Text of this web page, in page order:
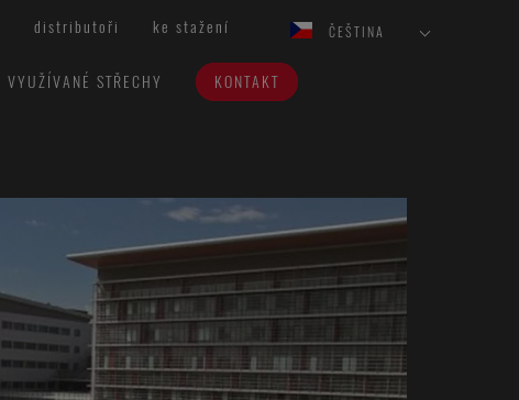
distributoři ke stažení ČEŠTINA
VYUŽÍVANÉ STŘECHY KONTAKT